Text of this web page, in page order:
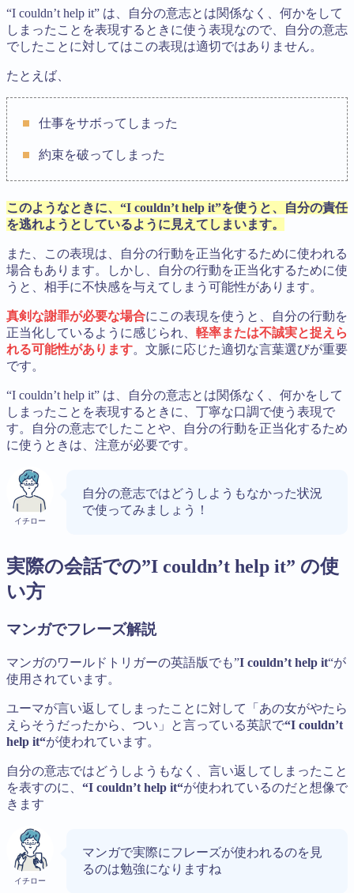
“I couldn’t help it” は、自分の意志とは関係なく、何かをして
しまったことを表現するときに使う表現なので、自分の意志
でしたことに対してはこの表現は適切ではありません。
たとえば、
仕事をサボってしまった
約束を破ってしまった
このようなときに、“I couldn’t help it”を使うと、自分の責任
を逃れようとしているように見えてしまいます。
また、この表現は、自分の行動を正当化するために使われる
場合もあります。しかし、自分の行動を正当化するために使
うと、相手に不快感を与えてしまう可能性があります。
真剣な謝罪が必要な場合にこの表現を使うと、自分の行動を
正当化しているように感じられ、 軽率または不誠実と捉えら
れる可能性があります。文脈に応じた適切な言葉選びが重要
です。
“I couldn’t help it” は、自分の意志とは関係なく、何かをして
しまったことを表現するときに、丁寧な口調で使う表現で
す。自分の意志でしたことや、自分の行動を正当化するため
に使うときは、注意が必要です。
イチロー
自分の意志ではどうしようもなかった状況
で使ってみましょう！
実際の会話での”I couldn’t help it” の使
い方
マンガでフレーズ解説
マンガのワールドトリガーの英語版でも”I couldn’t help it“が
使用されています。
ユーマが言い返してしまったことに対して「あの女がやたら
えらそうだったから、つい」と言っている英訳で“I couldn’t
help it“が使われています。
自分の意志ではどうしようもなく、言い返してしまったこと
を表すのに、 “I couldn’t help it“が使われているのだと想像で
きます
イチロー
マンガで実際にフレーズが使われるのを見
るのは勉強になりますね